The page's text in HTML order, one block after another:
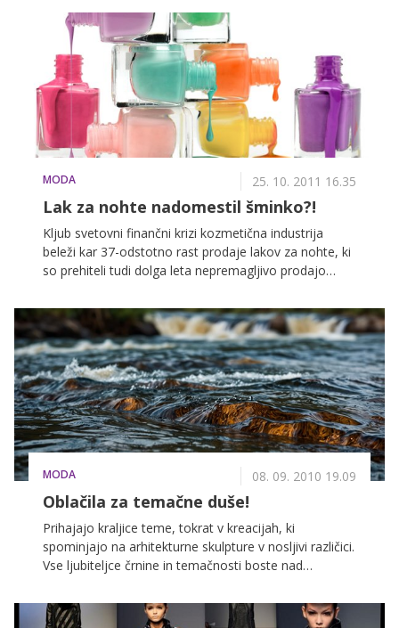
se predstavila s svojimi novimi kolekcijami za pomlad
in poletje 2013. Obiskovalci so bili priča modni
raznolikosti in prav vsak je na modnih revijah lahko
našel kaj zase. Pariz je ohranil edinstven glamur, ki
mesto ljubezni tudi z modnega vidika ohranja
posebno in veličastno.
MODA 25. 10. 2011 16.35
Lak za nohte nadomestil šminko?!
Kljub svetovni finančni krizi kozmetična industrija
beleži kar 37-odstotno rast prodaje lakov za nohte, ki
so prehiteli tudi dolga leta nepremagljivo prodajo
dostopnosti navdušuje ženske po svetu, ki si ga
privoščijo (skoraj) vsakokrat, ko se odpravijo v
drogerijo, za njegov uspeh pa je zaslužen predvsem
lak z učinkom razpok.
MODA 08. 09. 2010 19.09
Oblačila za temačne duše!
Prihajajo kraljice teme, tokrat v kreacijah, ki
spominjajo na arhitekturne skulpture v nosljivi različici.
Vse ljubiteljce črnine in temačnosti boste nad
več kot navdšuene!